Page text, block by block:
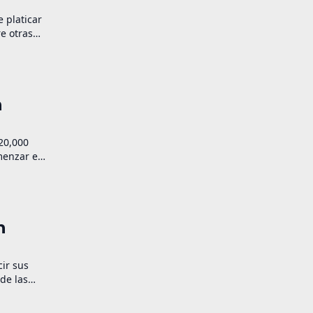
platicar
otras
el
nuevos
sus
las
¿De